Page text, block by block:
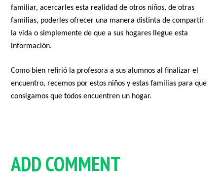
familiar, acercarles esta realidad de otros niños, de otras
familias, poderles ofrecer una manera distinta de compartir
la vida o simplemente de que a sus hogares llegue esta
información.
Como bien refirió la profesora a sus alumnos al finalizar el
encuentro, recemos por estos niños y estas familias para que
consigamos que todos encuentren un hogar.
ADD COMMENT